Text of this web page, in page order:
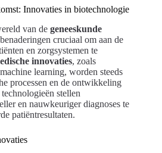
Innovaties in biotechnologie
van de geneeskunde
cruciaal om aan de
en zorgsystemen te
innovaties, zoals
learning, worden steeds
processen en de ontwikkeling
stellen
en nauwkeuriger diagnoses te
patiëntresultaten.